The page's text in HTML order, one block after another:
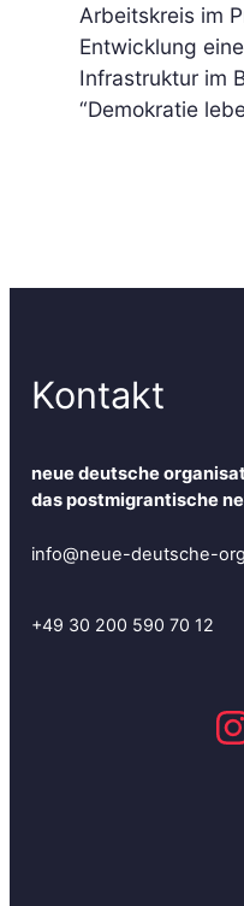
Arbeitskreis im
Entwicklung
Infrastruktur im
“Demokratie
Kontakt
neue deutsche
das postmigrantische
info@neue-deutsche-
+49 30 200 590 70 12